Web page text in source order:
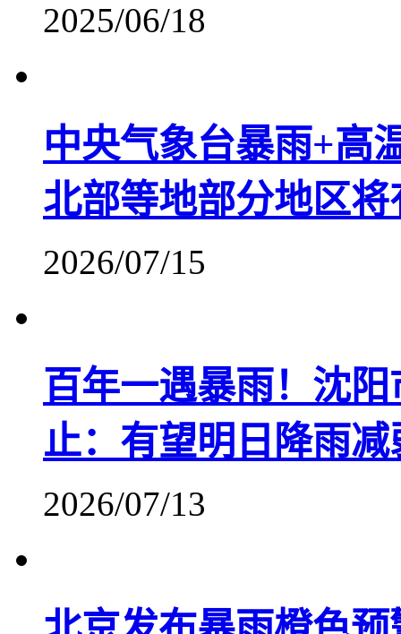
2025/06/18
中央气象台暴雨+高
北部等地部分地区将
2026/07/15
百年一遇暴雨！沈
止：有望明日降雨减
2026/07/13